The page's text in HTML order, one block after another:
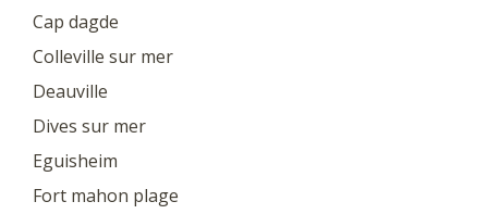
Cap dagde
Colleville sur mer
Deauville
Dives sur mer
Eguisheim
Fort mahon plage